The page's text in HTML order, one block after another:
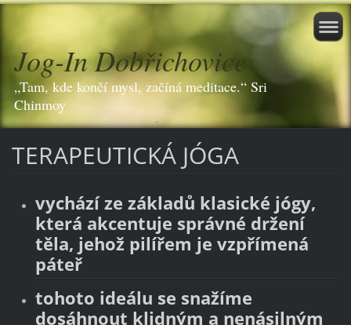
Jog-In Dobřichovice
„Tam, kde končí mysl, začíná meditace.“ Sri
Chinmoy
TERAPEUTICKÁ JÓGA
vychází ze základů klasické jógy,
která akcentuje správné držení
těla, jehož pilířem je vzpřímená
páteř
tohoto ideálu se snažíme
dosáhnout klidným a nenásilným